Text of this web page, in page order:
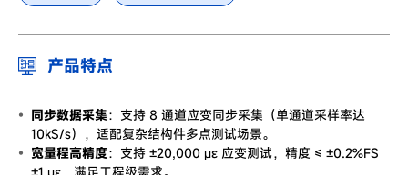
产品特点
同步数据采集：支持 8 通道应变同步采集（单通道采样率达
10kS/s），适配复杂结构件多点测试场景。
宽量程高精度：支持 ±20,000 με 应变测试，精度 ≤ ±0.2%FS